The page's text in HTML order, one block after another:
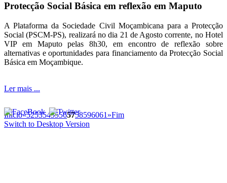
Protecção Social Básica em reflexão em Maputo
A Plataforma da Sociedade Civil Moçambicana para a Protecção
Social (PSCM-PS), realizará no dia 21 de Agosto corrente, no Hotel
VIP em Maputo pelas 8h30, em encontro de reflexão sobre
alternativas e oportunidades para financiamento da Protecção Social
Básica em Moçambique.
Ler mais ...
Início«52535455565758596061 »Fim
Switch to Desktop Version